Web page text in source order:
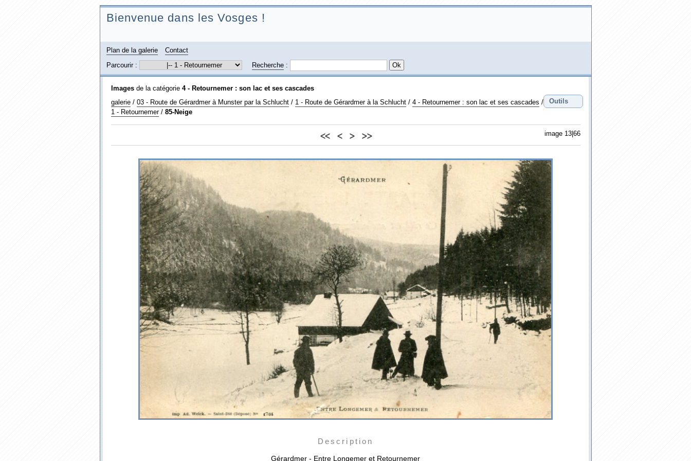
Bienvenue dans les Vosges !
Plan de la galerie
Contact
Parcourir :
Recherche:
Imagesde la catégorie 4 - Retournemer : son lac et ses cascades
Outils
galerie/ 03 - Route de Gérardmer à Munster par la Schlucht/ 1 - Route de Gérardmer à la Schlucht/ 4 - Retournemer : son lac et ses cascades /
1 - Retournemer/ 85-Neige
image 13|66
<< < > >>
Description
Gérardmer - Entre Longemer et Retournemer